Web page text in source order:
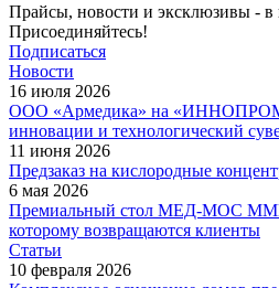
Прайсы, новости и эксклюзивы - в
Присоединяйтесь!
Подписаться
Новости
16 июля 2026
ООО «Армедика» на
инновации и технологический
11 июня 2026
Предзаказ на кислородные
6 мая 2026
Премиальный стол МЕД-МОС
которому возвращаются клиенты
Статьи
10 февраля 2026